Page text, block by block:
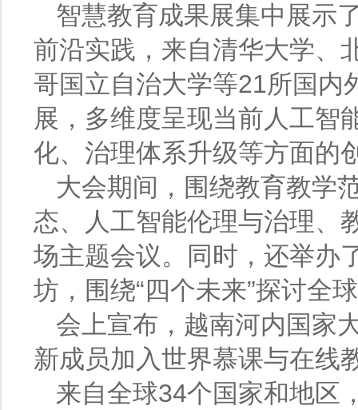
智慧教育成果展集中展示
前沿实践，来自清华大学、
哥国立自治大学等21所国内
展，多维度呈现当前人工智
化、治理体系升级等方面的
大会期间，围绕教育教学
态、人工智能伦理与治理、
场主题会议。同时，还举办
坊，围绕“四个未来”探讨全
会上宣布，越南河内国家
新成员加入世界慕课与在线
来自全球34个国家和地区